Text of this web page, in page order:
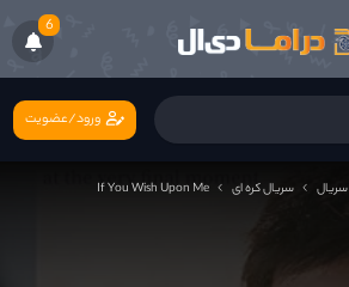
6
ورود/عضویت
سریال سریال کره ای If You Wish Upon Me